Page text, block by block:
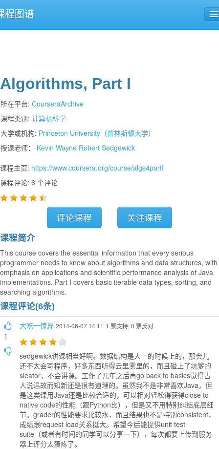
程图谱
Algorithms, Part I
所在平台: CourseraArchive
课程类别: 计算机科学
大学或机构: Princeton University（普林斯顿大学）
授课老师： Kevin Wayne Robert Sedgewick
课程主页: https://www.coursera.org/course/algs4partI
课程评论: 6 个评论
评论课程 关注课程
课程简介
This course covers the essential information that every serious
programmer needs to know about algorithms and data structures, with
emphasis on applications and scientific performance analysis of Java
implementations. Part I covers basic iterable data types, sorting, and
searching algorithms.
课程评论(6条)
1
大吃一惊异 2014-06-07 14:11 1 票支持; 0 票反对
sedgewick讲课相当好啊。数据结构是大一的时候上的，那会儿
还不太会写程序，好多东西听得云里雾里的，而且碰上了坑爹的
sleator，不会讲课。工作了几年之后再go back to basics觉得古
人说温故而知新还是很有道理的。虽然我不是非常喜欢Java，但
是这类课用Java还是比较合适的，可以相对轻松得获得close to
native code的性能（跟Python比），但是又不用特别纠结底层细
节。grader的性能要求比较水，而且结果也不是特别consistent，
成绩跟request load关系挺大。希望今后能提供unit test
suite（或者有时间的同学可以分享一下），每次都要上传到服务
器上评分太蛋疼了。